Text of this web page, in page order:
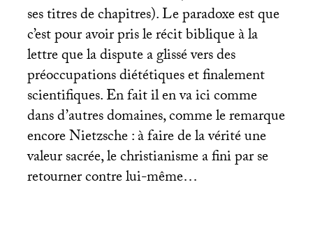
ses titres de chapitres). Le paradoxe est que
c’est pour avoir pris le récit biblique à la
lettre que la dispute a glissé vers des
préoccupations diététiques et finalement
scientifiques. En fait il en va ici comme
dans d’autres domaines, comme le remarque
encore Nietzsche : à faire de la vérité une
valeur sacrée, le christianisme a fini par se
retourner contre lui-même…